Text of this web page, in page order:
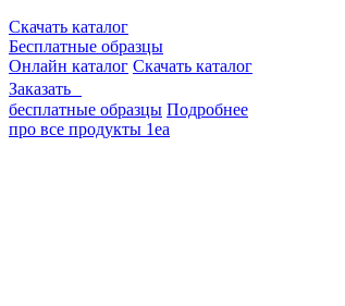
Скачать каталог
Бесплатные образцы
Онлайн каталог Скачать каталог
Заказать
бесплатные образцы Подробнее
про все продукты 1еа